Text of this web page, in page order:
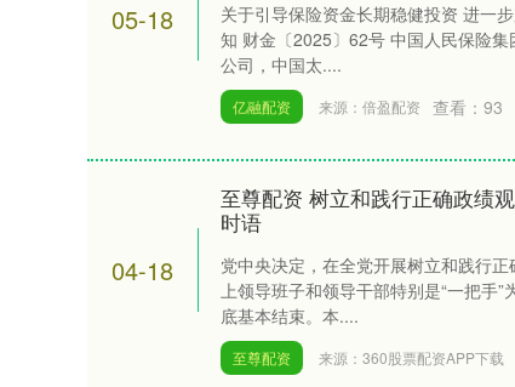
05-18
关于引导保险资金长期稳健投资 进一
知 财金〔2025〕62号 中国人民保险集
公司，中国太....
亿融配资 来源：倍盈配资 查看： 93
04-18
至尊配资 树立和践行正确政绩
时语
党中央决定，在全党开展树立和践行
上领导班子和领导干部特别是“一把手
底基本结束。本....
至尊配资 来源：360股票配资APP下载